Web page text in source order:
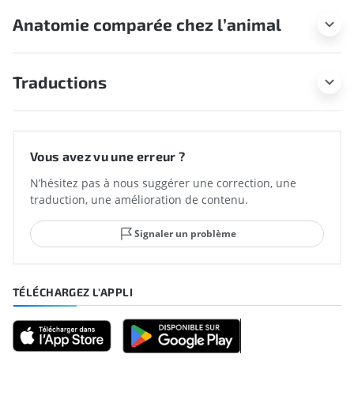
Anatomie comparée chez l’animal
Traductions
Vous avez vu une erreur ?
N’hésitez pas à nous suggérer une correction, une
traduction, une amélioration de contenu.
Signaler un problème
TÉLÉCHARGEZ L'APPLI